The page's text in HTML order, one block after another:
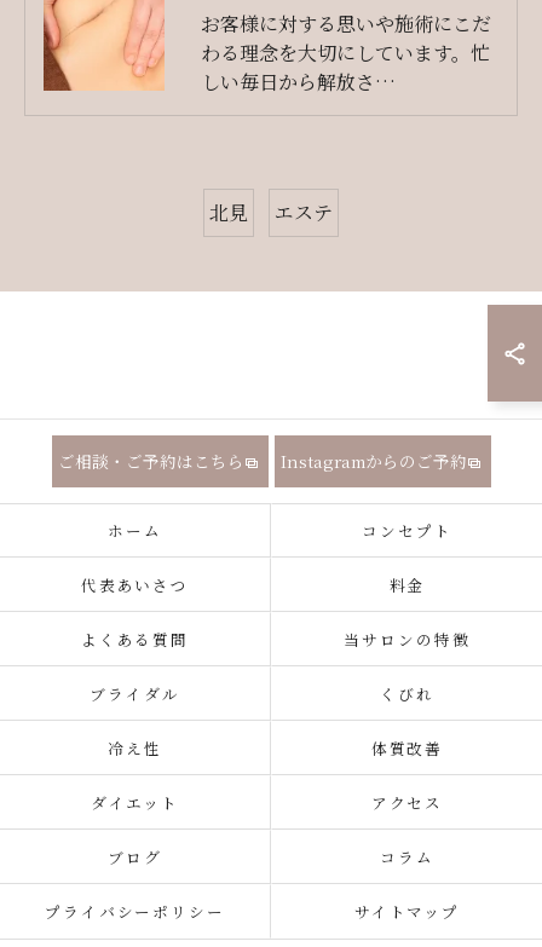
お客様に対する思いや施術にこだ
わる理念を大切にしています。忙
しい毎日から解放さ…
北見 エステ
ご相談・ご予約はこちら Instagramからのご予約
ホーム コンセプト
代表あいさつ 料金
よくある質問 当サロンの特徴
ブライダル くびれ
冷え性 体質改善
ダイエット アクセス
ブログ コラム
プライバシーポリシー サイトマップ